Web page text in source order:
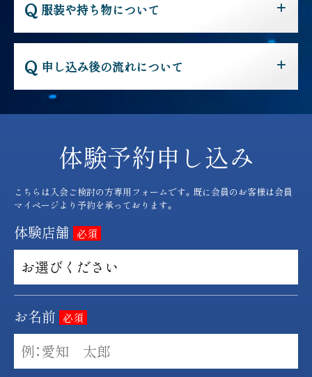
服装や持ち物について
申し込み後の流れについて
体験予約申し込み
こちらは入会ご検討の方専用フォームです。既に会員のお客様は会員
マイページより予約を承っております。
体験店舗 必須
お名前 必須